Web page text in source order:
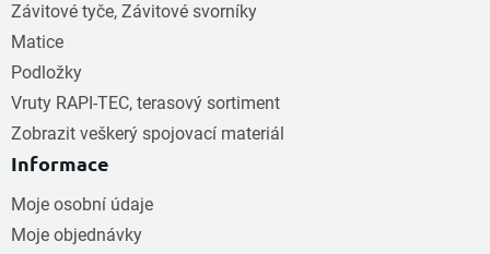
Závitové tyče, Závitové svorníky
Matice
Podložky
Vruty RAPI-TEC, terasový sortiment
Zobrazit veškerý spojovací materiál
Informace
Moje osobní údaje
Moje objednávky